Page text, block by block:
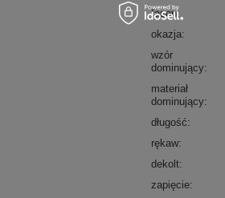
fason
okazja
wzór
dominujący
materiał
dominujący
długość
rękaw
dekolt
zapięcie